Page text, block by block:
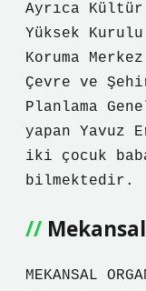
Ayrıca Kültür
Yüksek
Koruma
Çevre ve
Planlama
yapan Yavuz
iki çocuk
bilmektedir.
MEKANSAL